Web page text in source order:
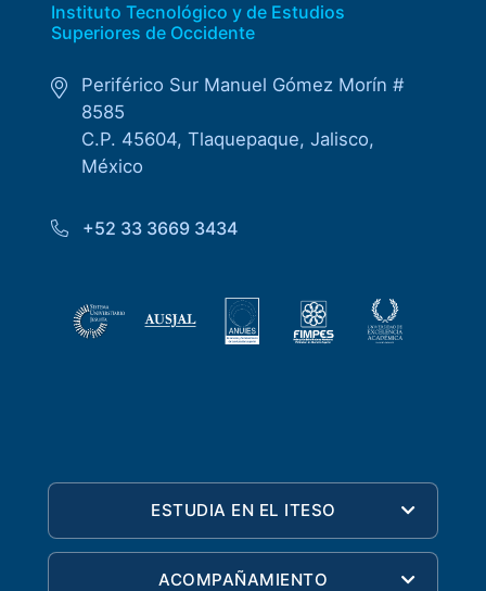
Instituto Tecnológico y de Estudios
Superiores de Occidente
Periférico Sur Manuel Gómez Morín #
8585
C.P. 45604, Tlaquepaque, Jalisco,
México
+52 33 3669 3434
ESTUDIA EN EL ITESO
ACOMPAÑAMIENTO